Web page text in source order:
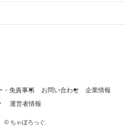
・免責事項 お問い合わせ
企業情報
運営者情報
©ちゃぼろっぐ.